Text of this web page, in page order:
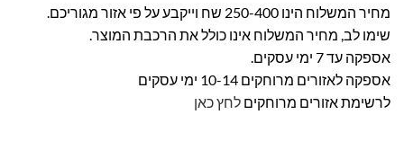
מחיר המשלוח הינו 250-400 שח וייקבע על פי אזור מגוריכם.
שימו לב, מחיר המשלוח אינו כולל את הרכבת המוצר.
אספקה עד 7 ימי עסקים.
אספקה לאזורים מרוחקים 10-14 ימי עסקים
לרשימת אזורים מרוחקים לחץ כאן